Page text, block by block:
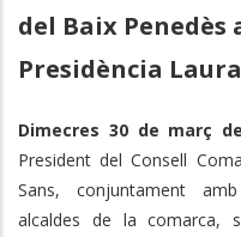
del Baix Penedès
Presidència
Dimecres 30 de març
President del Consell
Sans, conjuntament
alcaldes de la comarca,